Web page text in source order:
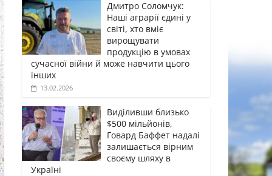
Дмитро Соломчук:
Наші аграрії єдині у
світі, хто вміє
вирощувати
продукцію в умовах
сучасної війни й може навчити цього
інших
13.02.2026
Виділивши близько
$500 мільйонів,
Говард Баффет надалі
залишається вірним
своєму шляху в
Україні